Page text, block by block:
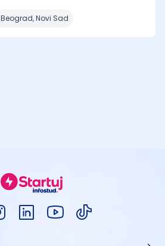
Beograd, Novi Sad